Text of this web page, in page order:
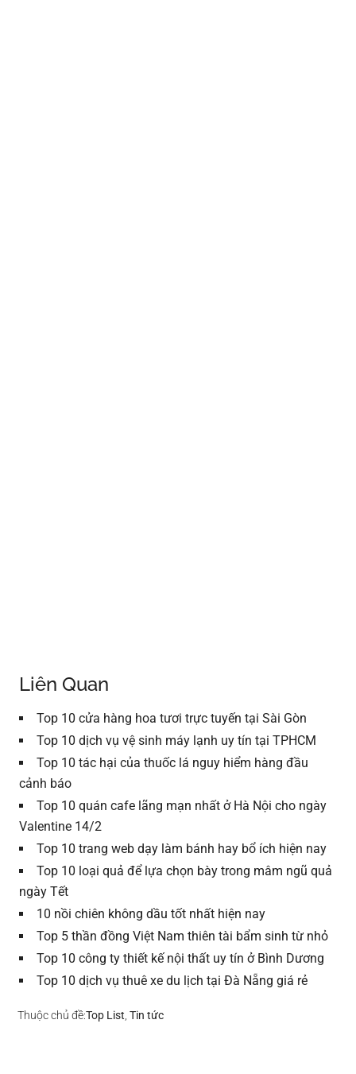
Liên Quan
Top 10 cửa hàng hoa tươi trực tuyến tại Sài Gòn
Top 10 dịch vụ vệ sinh máy lạnh uy tín tại TPHCM
Top 10 tác hại của thuốc lá nguy hiểm hàng đầu
cảnh báo
Top 10 quán cafe lãng mạn nhất ở Hà Nội cho ngày
Valentine 14/2
Top 10 trang web dạy làm bánh hay bổ ích hiện nay
Top 10 loại quả để lựa chọn bày trong mâm ngũ quả
ngày Tết
10 nồi chiên không dầu tốt nhất hiện nay
Top 5 thần đồng Việt Nam thiên tài bẩm sinh từ nhỏ
Top 10 công ty thiết kế nội thất uy tín ở Bình Dương
Top 10 dịch vụ thuê xe du lịch tại Đà Nẵng giá rẻ
Thuộc chủ đề:Top List ,Tin tức